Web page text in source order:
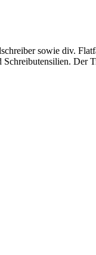
sowie div.
Der